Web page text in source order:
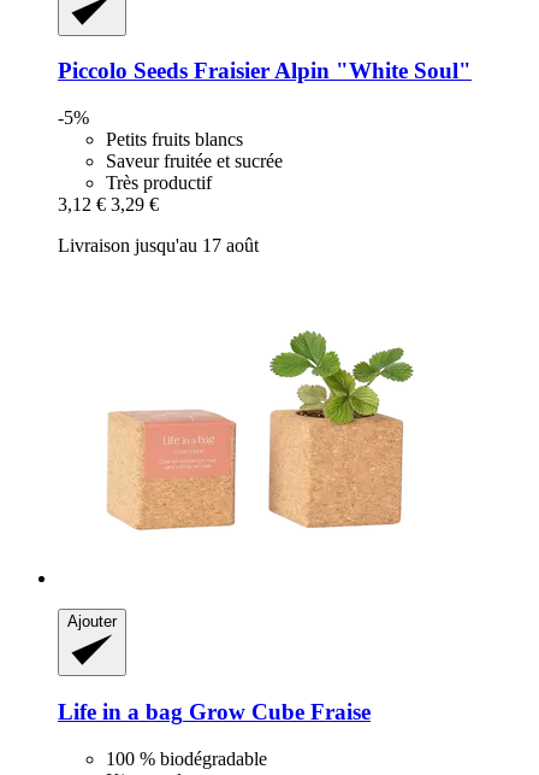
Piccolo Seeds Fraisier Alpin "White Soul"
-5%
Petits fruits blancs
Saveur fruitée et sucrée
Très productif
3,12 € 3,29 €
Livraison jusqu'au 17 août
Ajouter
Life in a bag Grow Cube Fraise
100 % biodégradable